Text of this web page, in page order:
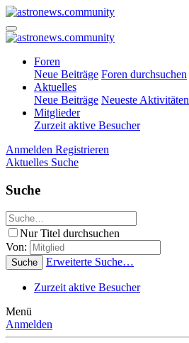
Foren
Neue Beiträge Foren durchsuchen
Aktuelles
Neue Beiträge Neueste Aktivitäten
Mitglieder
Zurzeit aktive Besucher
Anmelden Registrieren
Aktuelles Suche
Suche
Nur Titel durchsuchen
Von:
Suche Erweiterte Suche…
Zurzeit aktive Besucher
Menü
Anmelden